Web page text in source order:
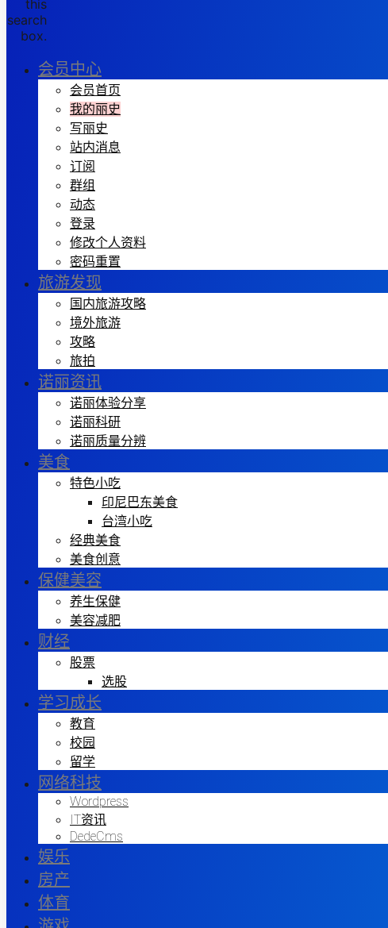
this
search
box.
会员中心
会员首页
我的丽史
写丽史
站内消息
订阅
群组
动态
登录
修改个人资料
密码重置
旅游发现
国内旅游攻略
境外旅游
攻略
旅拍
诺丽资讯
诺丽体验分享
诺丽科研
诺丽质量分辨
美食
特色小吃
印尼巴东美食
台湾小吃
经典美食
美食创意
保健美容
养生保健
美容减肥
财经
股票
选股
学习成长
教育
校园
留学
网络科技
Wordpress
IT资讯
DedeCms
娱乐
房产
体育